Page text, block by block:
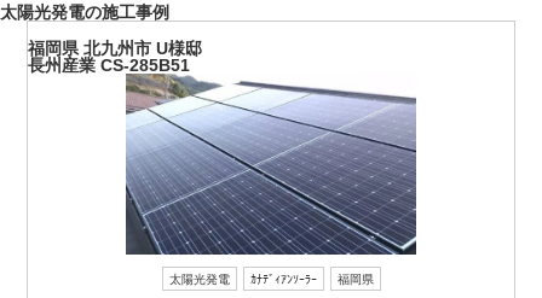
太陽光発電の施工事例
福岡県 北九州市 U様邸
長州産業 CS-285B51
太陽光発電 ｶﾅﾃﾞｨｱﾝｿｰﾗｰ 福岡県